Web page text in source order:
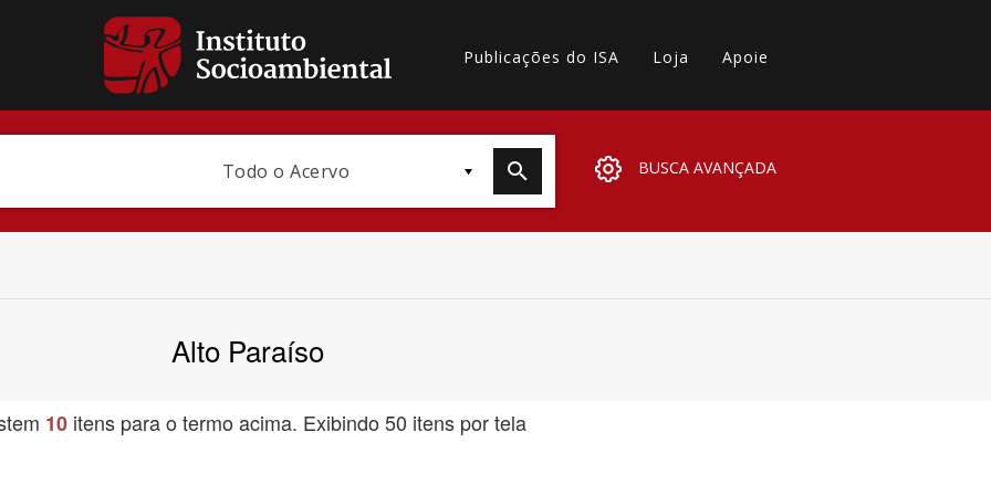
Publicações do ISA Loja Apoie
Todo o Acervo BUSCA AVANÇADA
Alto Paraíso
10 itens para o termo acima. Exibindo 50 itens por tela